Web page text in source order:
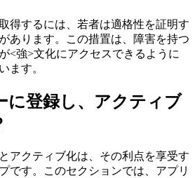
得するには、若者は適格性を証明す
あります。この措置は、障害を持つ
<強>文化にアクセスできるように
ます。
に登録し、アクティブ
アクティブ化は、その利点を享受す
です。このセクションでは、アプリ